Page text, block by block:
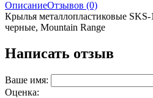
ОписаниеОтзывов (0)
Крылья металлопластиковые
черные, Mountain Range
Написать отзыв
Ваше имя:
Оценка: